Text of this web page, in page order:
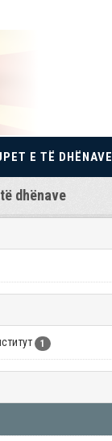
E TË DHËNAVE
dhënave
1